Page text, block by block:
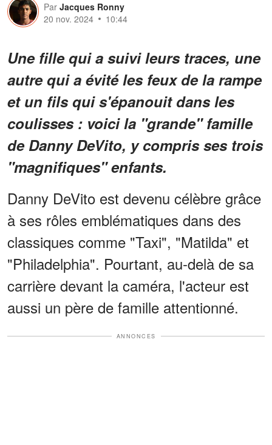
Par Jacques Ronny
20 nov. 2024
10:44
Une fille qui a suivi leurs traces, une
autre qui a évité les feux de la rampe
et un fils qui s'épanouit dans les
coulisses : voici la "grande" famille
de Danny DeVito, y compris ses trois
"magnifiques" enfants.
Danny DeVito est devenu célèbre grâce
à ses rôles emblématiques dans des
classiques comme "Taxi", "Matilda" et
"Philadelphia". Pourtant, au-delà de sa
carrière devant la caméra, l'acteur est
aussi un père de famille attentionné.
ANNONCES